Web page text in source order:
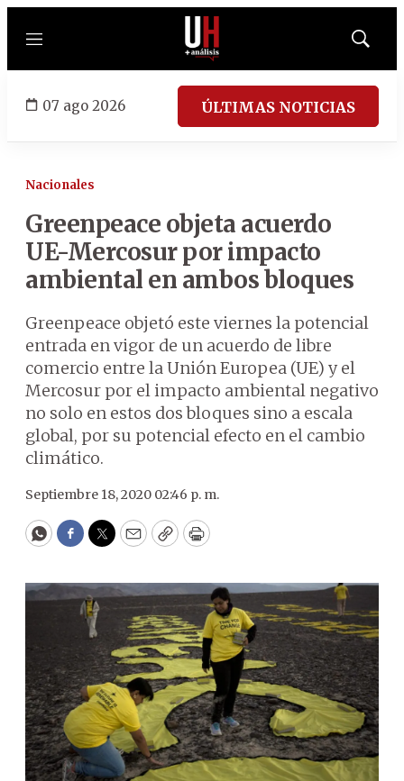
Menú
Mostrar
07 ago 2026 ÚLTIMAS NOTICIAS
Nacionales
Greenpeace objeta acuerdo
UE-Mercosur por impacto
ambiental en ambos bloques
Greenpeace objetó este viernes la potencial
entrada en vigor de un acuerdo de libre
comercio entre la Unión Europea (UE) y el
Mercosur por el impacto ambiental negativo
no solo en estos dos bloques sino a escala
global, por su potencial efecto en el cambio
climático.
Septiembre 18, 2020 02:46 p. m.
WhatsApp
Facebook
Twitter
EmailCopyPrint